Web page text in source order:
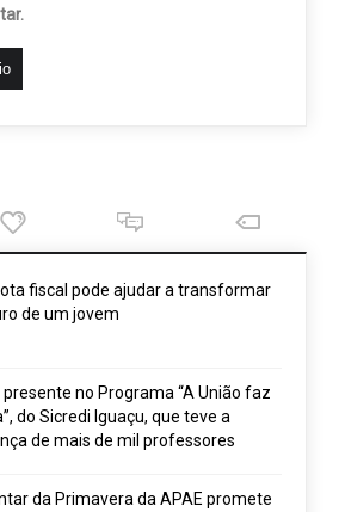
fiscal pode ajudar a transformar
de um jovem
presente no Programa “A União faz
do Sicredi Iguaçu, que teve a
de mais de mil professores
da Primavera da APAE promete